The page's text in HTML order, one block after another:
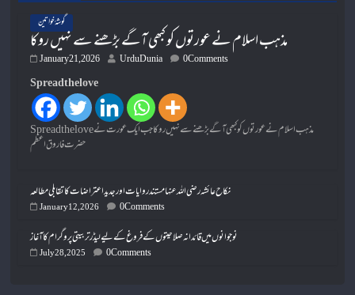
گوشۂ خواتین
مذہب اسلام نے عورتوں کو کبھی آگے بڑھنے سے نہیں روکا
January 21, 2026 UrduDunia 0 Comments
Spread the love
Spread the loveمذہب اسلام نے عورتوں کو کبھی آگے بڑھنے سے نہیں روکا جب ایک عورت نے
حضرت فاروق اعظم
نکاح عائشہ رضی اللہ عنہا مستند روایات اور جدید اعتراضات کا تقابلی مطالعہ
January 12, 2026 0 Comments
نوجوانوں میں قائدانہ صلاحیتوں کے فروغ کے لیے لیڈر تربیتی پروگرام کا آغاز
July 28, 2025 0 Comments